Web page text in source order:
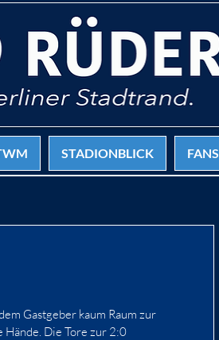
STADIONBLICK FANS
Gastgeber kaum Raum zur
Hände. Die Tore zur 2:0